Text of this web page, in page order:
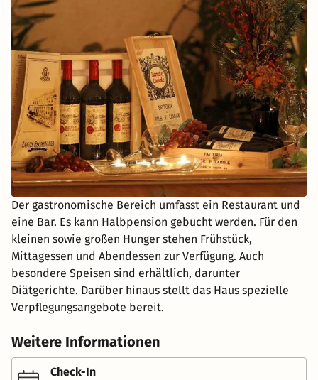
Der gastronomische Bereich umfasst ein Restaurant und
eine Bar. Es kann Halbpension gebucht werden. Für den
kleinen sowie großen Hunger stehen Frühstück,
Mittagessen und Abendessen zur Verfügung. Auch
besondere Speisen sind erhältlich, darunter
Diätgerichte. Darüber hinaus stellt das Haus spezielle
Verpflegungsangebote bereit.
Weitere Informationen
Check-In